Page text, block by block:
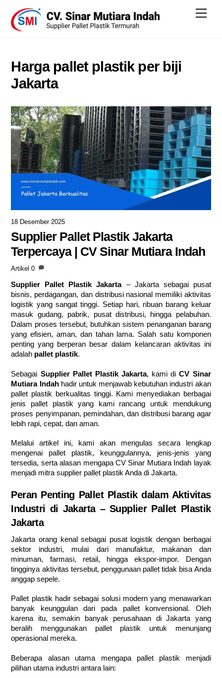
content
Harga pallet plastik per biji
Jakarta
18 Desember 2025
Supplier Pallet Plastik Jakarta
Terpercaya | CV Sinar Mutiara Indah
Artikel 0
Supplier Pallet Plastik Jakarta– Jakarta sebagai pusat
bisnis, perdagangan, dan distribusi nasional memiliki aktivitas
logistik yang sangat tinggi. Setiap hari, ribuan barang keluar
masuk gudang, pabrik, pusat distribusi, hingga pelabuhan.
Dalam proses tersebut, butuhkan sistem penanganan barang
yang efisien, aman, dan tahan lama. Salah satu komponen
penting yang berperan besar dalam kelancaran aktivitas ini
adalah pallet plastik.
Sebagai Supplier Pallet Plastik Jakarta, kami diCV Sinar
Mutiara Indahhadir untuk menjawab kebutuhan industri akan
pallet plastik berkualitas tinggi. Kami menyediakan berbagai
jenis pallet plastik yang kami rancang untuk mendukung
proses penyimpanan, pemindahan, dan distribusi barang agar
lebih rapi, cepat, dan aman.
Melalui artikel ini, kami akan mengulas secara lengkap
mengenai pallet plastik, keunggulannya, jenis-jenis yang
tersedia, serta alasan mengapa CV Sinar Mutiara Indah layak
menjadi mitra supplier pallet plastik Anda di Jakarta.
Peran Penting Pallet Plastik dalam Aktivitas
Industri di Jakarta – Supplier Pallet Plastik
Jakarta
Jakarta orang kenal sebagai pusat logistik dengan berbagai
sektor industri, mulai dari manufaktur, makanan dan
minuman, farmasi, retail, hingga ekspor-impor. Dengan
tingginya aktivitas tersebut, penggunaan pallet tidak bisa Anda
anggap sepele.
Pallet plastik hadir sebagai solusi modern yang menawarkan
banyak keunggulan dari pada pallet konvensional. Oleh
karena itu, semakin banyak perusahaan di Jakarta yang
beralih menggunakan pallet plastik untuk menunjang
operasional mereka.
Beberapa alasan utama mengapa pallet plastik menjadi
pilihan utama industri antara lain: